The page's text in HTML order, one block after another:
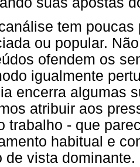
tem
ou popular.
ofendem os
igualmente
encerra algumas
atribuir aos
trabalho - que
habitual e
de vista dominante.